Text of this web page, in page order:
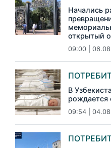
Начались
открытый
09:00 | 06.08
В
рождается
09:54 | 04.08